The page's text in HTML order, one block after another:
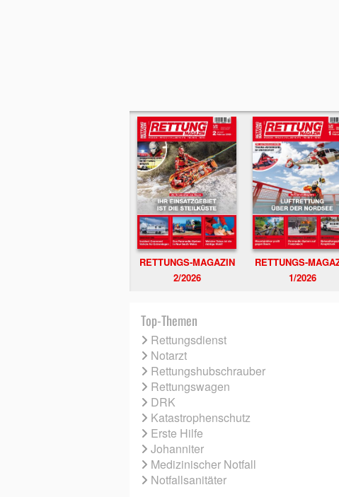
RETTUNGS-MAGAZIN
2/2026
RETTUNGS-
1/2026
Top-Themen
Rettungsdienst
Notarzt
Rettungshubschrauber
Rettungswagen
DRK
Katastrophenschutz
Erste Hilfe
Johanniter
Medizinischer Notfall
Notfallsanitäter